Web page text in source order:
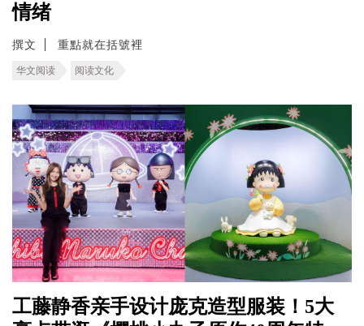
情绪
撰文 重點就在括號裡
华文阅读 阅读文化
工藤静香亲手设计庞克造型服装！5大